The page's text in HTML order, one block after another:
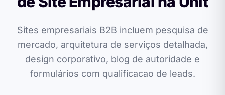
Sites empresariais B2B incluem pesquisa de
mercado, arquitetura de serviços detalhada,
design corporativo, blog de autoridade e
formulários com qualificacao de leads.